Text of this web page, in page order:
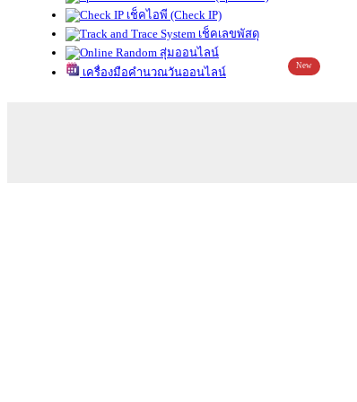
เช็คไอพี (Check IP)
เช็คเลขพัสดุ
สุ่มออนไลน์
เครื่องมือคำนวณวันออนไลน์
New